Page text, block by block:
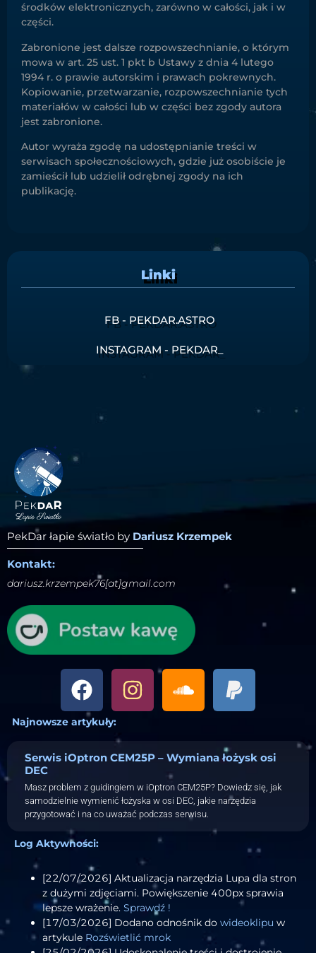
środków elektronicznych, zarówno w całości, jak i w
części.
Zabronione jest dalsze rozpowszechnianie, o którym
mowa w art. 25 ust. 1 pkt b Ustawy z dnia 4 lutego
1994 r. o prawie autorskim i prawach pokrewnych.
Kopiowanie, przetwarzanie, rozpowszechnianie tych
materiałów w całości lub w części bez zgody autora
jest zabronione.
Autor wyraża zgodę na udostępnianie treści w
serwisach społecznościowych, gdzie już osobiście je
zamieścił lub udzielił odrębnej zgody na ich
publikację.
Linki
FB - PEKDAR.ASTRO
INSTAGRAM - PEKDAR_
PekDar łapie światło by Dariusz Krzempek
Kontakt:
dariusz.krzempek76[at]gmail.com
Najnowsze artykuły:
Serwis iOptron CEM25P – Wymiana łożysk osi
DEC
Masz problem z guidingiem w iOptron CEM25P? Dowiedz się, jak
samodzielnie wymienić łożyska w osi DEC, jakie narzędzia
przygotować i na co uważać podczas serwisu.
Log Aktywności:
[22/07/2026] Aktualizacja narzędzia Lupa dla stron
z dużymi zdjęciami. Powiększenie 400px sprawia
lepsze wrażenie. Sprawdź !
[17/03/2026] Dodano odnośnik do wideoklipu w
artykule Rozświetlić mrok